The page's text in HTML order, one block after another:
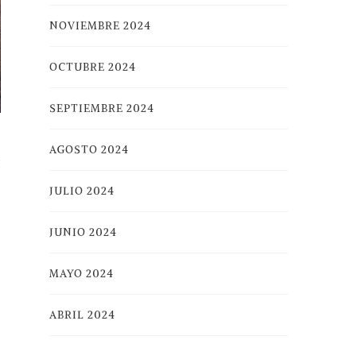
NOVIEMBRE 2024
OCTUBRE 2024
SEPTIEMBRE 2024
AGOSTO 2024
JULIO 2024
JUNIO 2024
MAYO 2024
ABRIL 2024